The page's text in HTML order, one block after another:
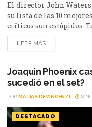
El director John Waters
su lista de las 10
críticos son estúpidos.
sorprende cuando
favoritas del año y en
LEER MÁS
Joaquin Phoenix
sucedió en el set?
POR MATIAS DEVINCENZI 8
DESTACADO